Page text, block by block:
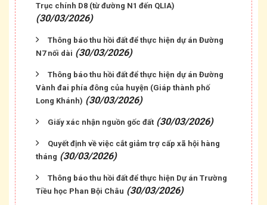
Trục chính D8 (từ đường N1 đến QLIA)
(30/03/2026)
Thông báo thu hồi đất để thực hiện dự án Đường
N7 nối dài (30/03/2026)
Thông báo thu hồi đất để thực hiện dự án Đường
Vành đai phía đông của huyện (Giáp thành phố
Long Khánh) (30/03/2026)
Giấy xác nhận nguồn gốc đất (30/03/2026)
Quyết định về việc cắt giảm trợ cấp xã hội hàng
tháng (30/03/2026)
Thông báo thu hồi đất để thực hiện Dự án Trường
Tiều học Phan Bội Châu (30/03/2026)